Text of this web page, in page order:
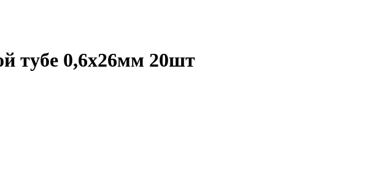
тубе 0,6х26мм 20шт